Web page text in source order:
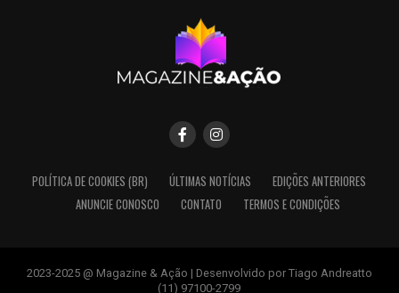
POLÍTICA DE COOKIES (BR) ÚLTIMAS NOTÍCIAS
EDIÇÕES ANTERIORES
ANUNCIE CONOSCO
CONTATO TERMOS E CONDIÇÕES
2023-2025 @ Magazine & Ação | Desenvolvido por Tiago Andreatto
(11) 97100-2799